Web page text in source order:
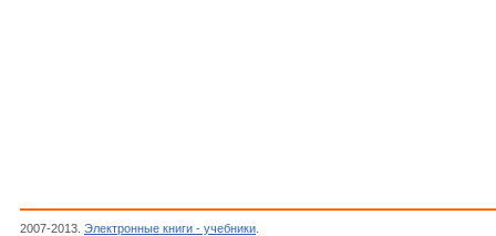
2007-2013. Электронные книги - учебники